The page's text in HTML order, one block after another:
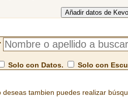
Solo con Datos. Solo con
deseas tambien puedes realizar